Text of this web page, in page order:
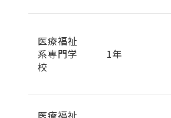
医療福祉
系専門学
校
1年
医療福祉